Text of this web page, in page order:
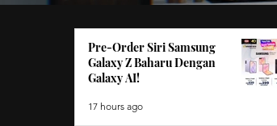
Pre-Order Siri
Galaxy Z
Pre-Order Siri Samsung
Galaxy Z Baharu Dengan
Galaxy AI!
17 hours ago